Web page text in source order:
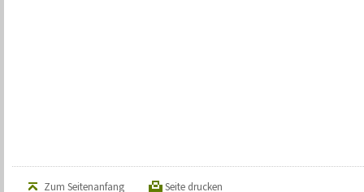
Zum Seitenanfang Seite drucken